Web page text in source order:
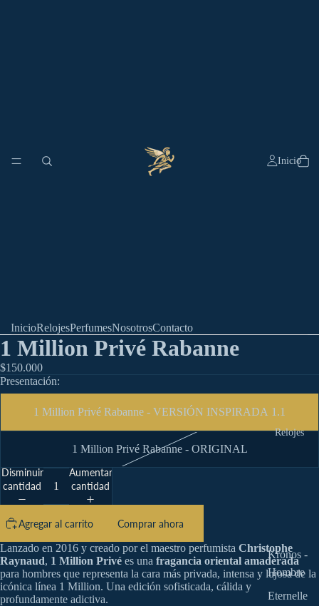
Inicio
Relojes
Kronos -
Hombre
Eternelle
InicioRelojesPerfumesNosotrosContacto
1 Million Privé Rabanne
$150.000
Presentación:
1 Million Privé Rabanne - VERSIÓN INSPIRADA 1.1
1 Million Privé Rabanne - ORIGINAL
Disminuir
cantidad
Aumentar
cantidad
Agregar al carrito Comprar ahora
Lanzado en 2016 y creado por el maestro perfumista Christophe
Raynaud, 1 Million Privé es una fragancia oriental amaderada
para hombres que representa la cara más privada, intensa y lujosa de la
icónica línea 1 Million. Una edición sofisticada, cálida y
profundamente adictiva.